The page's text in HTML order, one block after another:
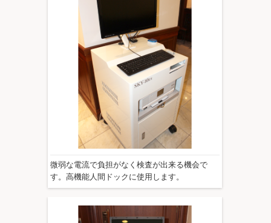
微弱な電流で負担がなく検査が出来る機会で
す。高機能人間ドックに使用します。